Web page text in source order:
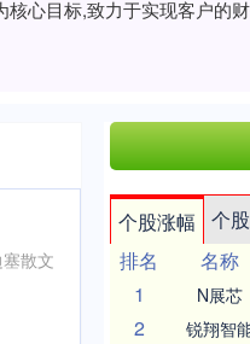
心目标,致力于实现客户的财
散文
个股涨幅 个
排名
名称
1
N展芯
2 锐翔智